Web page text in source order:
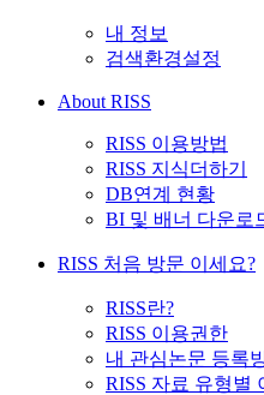
내 정보
검색환경설정
About RISS
RISS 이용방법
RISS 지식더하기
DB연계 현황
BI 및 배너 다운로
RISS 처음 방문 이세요?
RISS란?
RISS 이용권한
내 관심논문 등록
RISS 자료 유형별